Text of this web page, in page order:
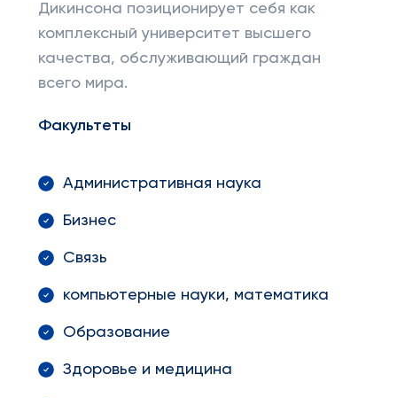
Дикинсона позиционирует себя как
комплексный университет высшего
качества, обслуживающий граждан
всего мира.
Факультеты
Административная наука
Бизнес
Связь
компьютерные науки, математика
Образование
Здоровье и медицина